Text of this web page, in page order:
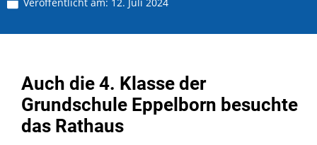
Auch die 4. Klasse der
Grundschule Eppelborn besuchte
das Rathaus